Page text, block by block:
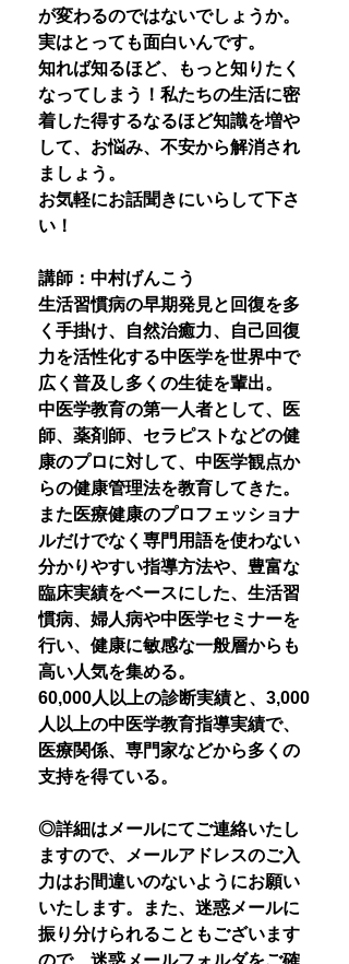
が変わるのではないでしょうか。
実はとっても面白いんです。
知れば知るほど、もっと知りたく
なってしまう！私たちの生活に密
着した得するなるほど知識を増や
して、お悩み、不安から解消され
ましょう。
お気軽にお話聞きにいらして下さ
い！
講師：中村げんこう
生活習慣病の早期発見と回復を多
く手掛け、自然治癒力、自己回復
力を活性化する中医学を世界中で
広く普及し多くの生徒を輩出。
中医学教育の第一人者として、医
師、薬剤師、セラピストなどの健
康のプロに対して、中医学観点か
らの健康管理法を教育してきた。
また医療健康のプロフェッショナ
ルだけでなく専門用語を使わない
分かりやすい指導方法や、豊富な
臨床実績をベースにした、生活習
慣病、婦人病や中医学セミナーを
行い、健康に敏感な一般層からも
高い人気を集める。
60,000人以上の診断実績と、3,000
人以上の中医学教育指導実績で、
医療関係、専門家などから多くの
支持を得ている。
◎詳細はメールにてご連絡いたし
ますので、メールアドレスのご入
力はお間違いのないようにお願い
いたします。また、迷惑メールに
振り分けられることもございます
ので、迷惑メールフォルダをご確